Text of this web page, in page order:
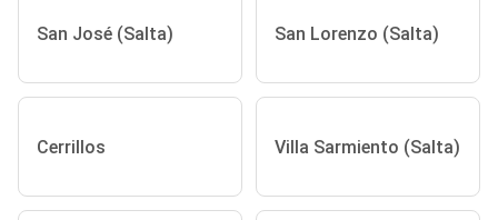
San José (Salta) San Lorenzo (Salta)
Cerrillos Villa Sarmiento (Salta)